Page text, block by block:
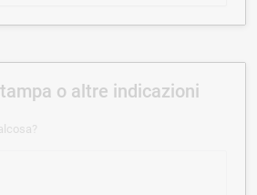
o altre indicazioni